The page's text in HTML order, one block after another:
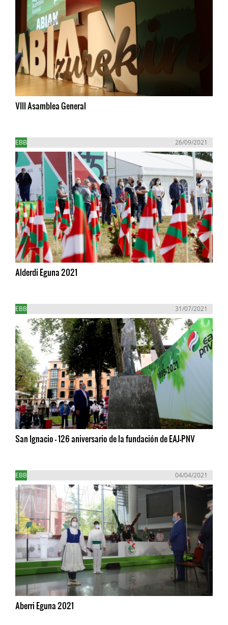
VIII Asamblea General
EBB 26/09/2021
Alderdi Eguna 2021
EBB 31/07/2021
San Ignacio - 126 aniversario de la fundación de EAJ-PNV
EBB 04/04/2021
Aberri Eguna 2021